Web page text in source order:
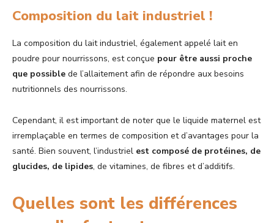
Composition du lait industriel !
La composition du lait industriel, également appelé lait en
poudre pour nourrissons, est conçue pour être aussi proche
que possible de l’allaitement afin de répondre aux besoins
nutritionnels des nourrissons.
Cependant, il est important de noter que le liquide maternel est
irremplaçable en termes de composition et d’avantages pour la
santé. Bien souvent, l’industriel est composé de protéines, de
glucides, de lipides, de vitamines, de fibres et d’additifs.
Quelles sont les différences